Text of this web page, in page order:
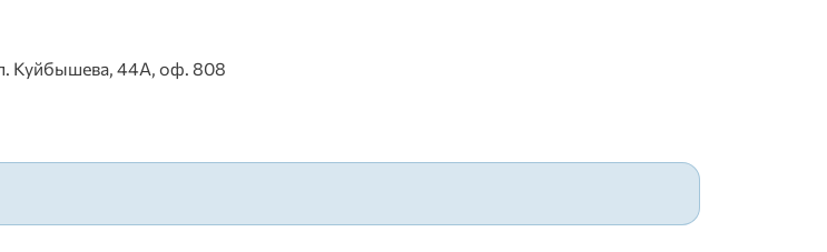
Куйбышева, 44А, оф. 808